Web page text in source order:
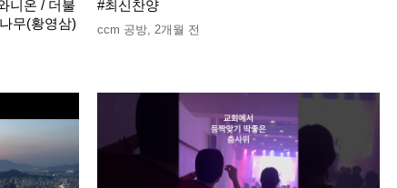
니온 / 더불
무(황영삼)
#최신찬양
ccm 공방 2개월 전